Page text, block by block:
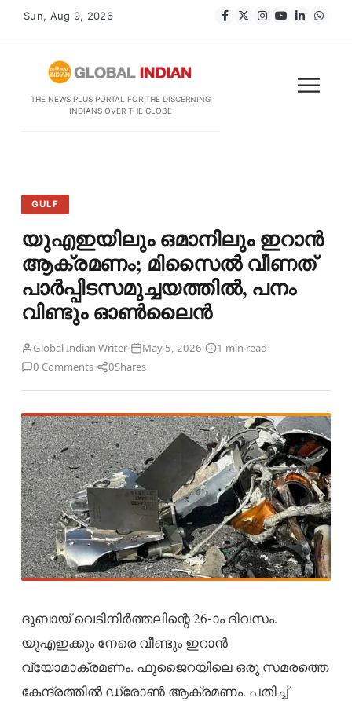
Sun, Aug 9, 2026
THE NEWS PLUS PORTAL FOR THE DISCERNING
INDIANS OVER THE GLOBE
GULF
യുഎഇയിലും ഒമാനിലും ഇറാൻ
ആക്രമണം; മിസൈൽ വീണത്
പാർപ്പിടസമുച്ചയത്തിൽ, പനം
വിണ്ടും ഓൺലൈൻ
Global Indian Writer· May 5, 2026· 1 min read·
0 Comments· 0Shares
ദുബായ് വെടിനിര്‍ത്തലിന്റെ 26-ാം ദിവസം.
യുഎഇക്കും നേരെ വീണ്ടും ഇറാൻ
വ്യോമാക്രമണം. ഫുജൈറയിലെ ഒരു സമരത്തെ
കേന്ദ്രത്തിൽ ഡ്രോൺ ആക്രമണം. പതിച്ച്